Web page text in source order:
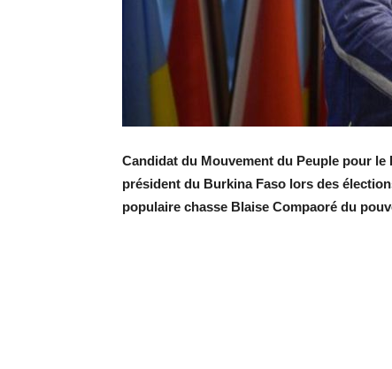
Candidat du Mouvement du Peuple pour
président du Burkina Faso lors des
populaire chasse Blaise Compaoré du